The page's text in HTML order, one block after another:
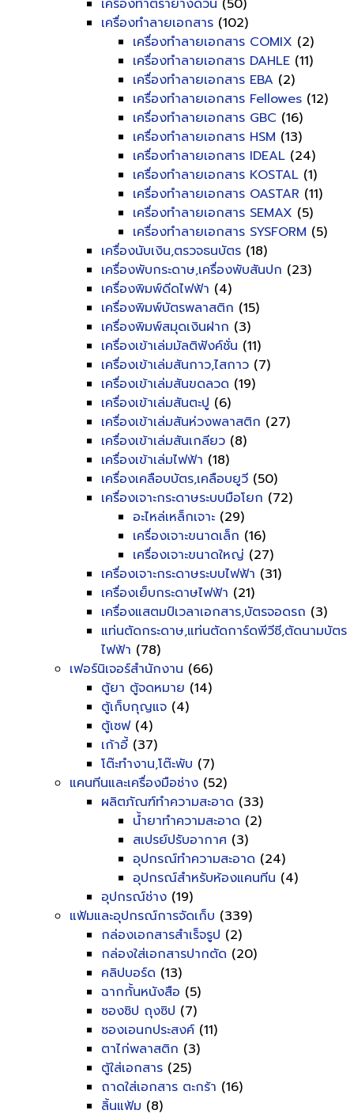
เครื่องทำตรายางด่วน (50)
เครื่องทำลายเอกสาร (102)
เครื่องทำลายเอกสาร COMIX (2)
เครื่องทำลายเอกสาร DAHLE (11)
เครื่องทำลายเอกสาร EBA (2)
เครื่องทำลายเอกสาร Fellowes (12)
เครื่องทำลายเอกสาร GBC (16)
เครื่องทำลายเอกสาร HSM (13)
เครื่องทำลายเอกสาร IDEAL (24)
เครื่องทำลายเอกสาร KOSTAL (1)
เครื่องทำลายเอกสาร OASTAR (11)
เครื่องทำลายเอกสาร SEMAX (5)
เครื่องทำลายเอกสาร SYSFORM (5)
เครื่องนับเงิน,ตรวจธนบัตร (18)
เครื่องพับกระดาษ,เครื่องพับสันปก (23)
เครื่องพิมพ์ดีดไฟฟ้า (4)
เครื่องพิมพ์บัตรพลาสติก (15)
เครื่องพิมพ์สมุดเงินฝาก (3)
เครื่องเข้าเล่มมัลติฟังค์ชั่น (11)
เครื่องเข้าเล่มสันกาว,ไสกาว (7)
เครื่องเข้าเล่มสันขดลวด (19)
เครื่องเข้าเล่มสันตะปู (6)
เครื่องเข้าเล่มสันห่วงพลาสติก (27)
เครื่องเข้าเล่มสันเกลียว (8)
เครื่องเข้าเล่มไฟฟ้า (18)
เครื่องเคลือบบัตร,เคลือบยูวี (50)
เครื่องเจาะกระดาษระบบมือโยก (72)
อะไหล่เหล็กเจาะ (29)
เครื่องเจาะขนาดเล็ก (16)
เครื่องเจาะขนาดใหญ่ (27)
เครื่องเจาะกระดาษระบบไฟฟ้า (31)
เครื่องเย็บกระดาษไฟฟ้า (21)
เครื่องแสตมป์เวลาเอกสาร,บัตรจอดรถ (3)
แท่นตัดกระดาษ,แท่นตัดการ์ดพีวีซี,ตัดนามบัตร
ไฟฟ้า (78)
เฟอร์นิเจอร์สำนักงาน (66)
ตู้ยา ตู้จดหมาย (14)
ตู้เก็บกุญแจ (4)
ตู้เซฟ(4)
เก้าอี้ (37)
โต๊ะทำงาน,โต๊ะพับ (7)
แคนทีนและเครื่องมือช่าง (52)
ผลิตภัณฑ์ทำความสะอาด (33)
น้ำยาทำความสะอาด (2)
สเปรย์ปรับอากาศ (3)
อุปกรณ์ทำความสะอาด (24)
อุปกรณ์สำหรับห้องแคนทีน (4)
อุปกรณ์ช่าง (19)
แฟ้มและอุปกรณ์การจัดเก็บ (339)
กล่องเอกสารสำเร็จรูป (2)
กล่องใส่เอกสารปากตัด (20)
คลิปบอร์ด (13)
ฉากกั้นหนังสือ (5)
ซองซิป ถุงซิป (7)
ซองเอนกประสงค์ (11)
ตาไก่พลาสติก (3)
ตู้ใส่เอกสาร (25)
ถาดใส่เอกสาร ตะกร้า (16)
ลิ้นแฟ้ม (8)